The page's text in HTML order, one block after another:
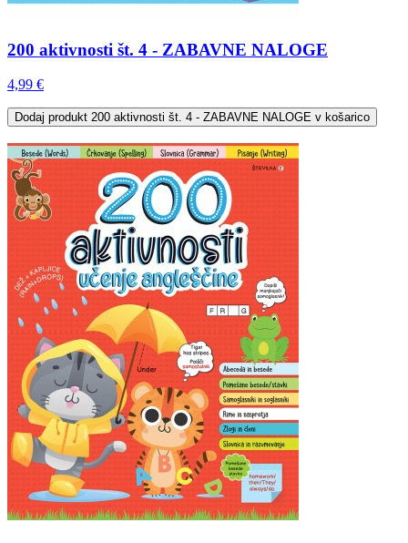
200 aktivnosti št. 4 - ZABAVNE NALOGE
4,99 €
Dodaj produkt 200 aktivnosti št. 4 - ZABAVNE NALOGE v košarico